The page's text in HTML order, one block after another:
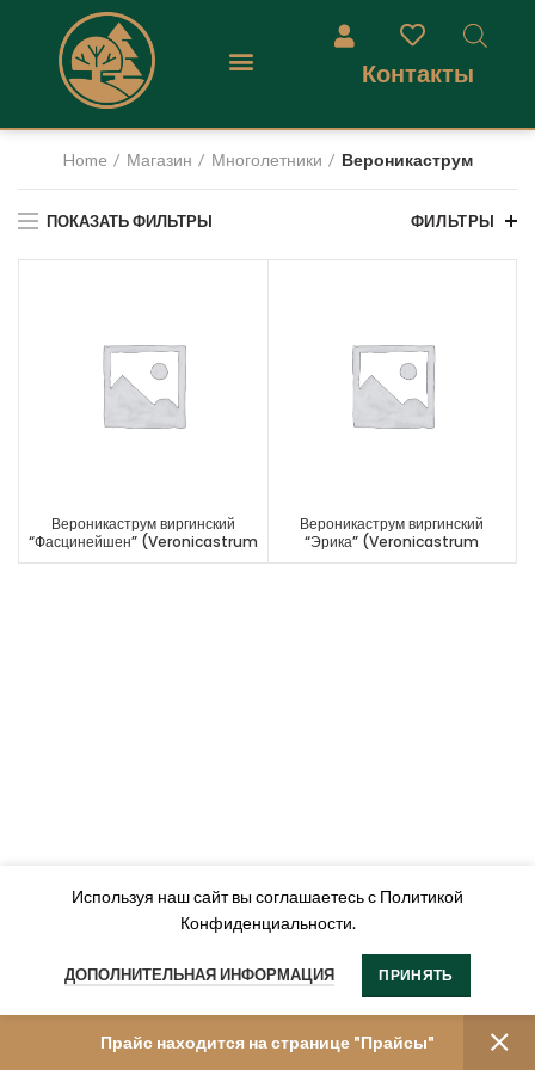
Контакты
Home Магазин Многолетники Вероникаструм
ПОКАЗАТЬ ФИЛЬТРЫ ФИЛЬТРЫ
Вероникаструм виргинский
“Фасцинейшен” (Veronicastrum
virginicum “Fascination”)
Вероникаструм виргинский
“Эрика” (Veronicastrum
virginicum “Erica”)
Прайс находится на странице "Прайсы"
Используя наш сайт вы соглашаетесь с Политикой
Конфиденциальности.
ДОПОЛНИТЕЛЬНАЯ ИНФОРМАЦИЯ ПРИНЯТЬ